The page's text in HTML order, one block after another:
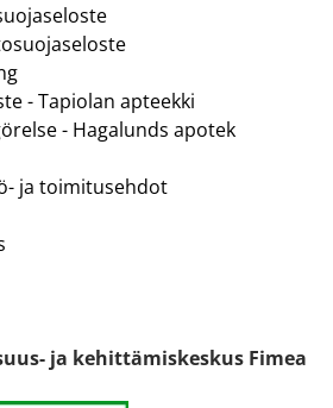
- Tapiolan apteekki
- Hagalunds apotek
ja toimitusehdot
ja kehittämiskeskus Fimea